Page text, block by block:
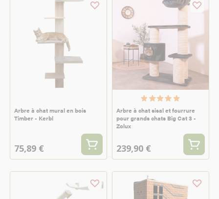
Arbre à chat mural en bois
Timber - Kerbl
75,89 €
Arbre à chat sisal et fourrure
pour grands chats Big Cat 3 -
Zolux
239,90 €